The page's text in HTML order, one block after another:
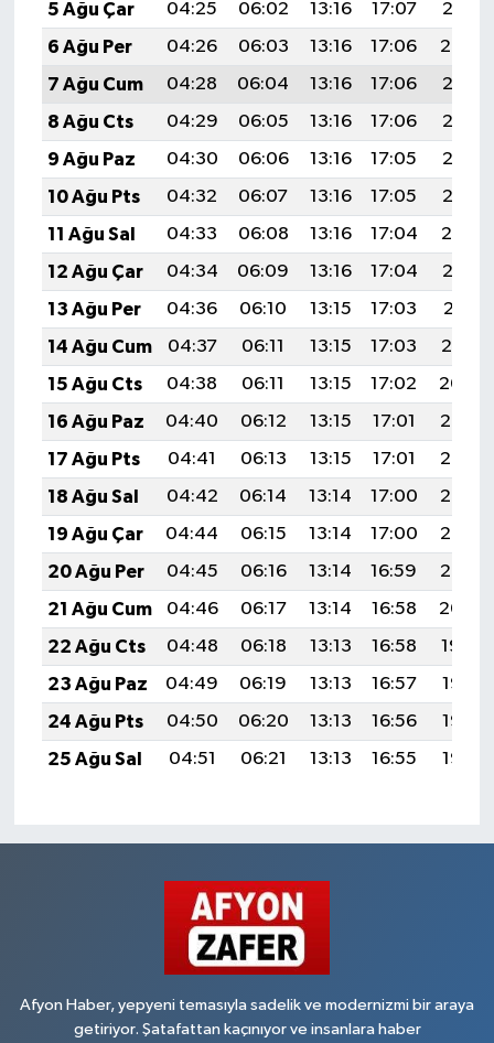
5 Ağu Çar
04:25 06:02 13:16 17:07
20:21
6 Ağu Per
04:26 06:03 13:16 17:06
20:20
7 Ağu Cum
04:28 06:04 13:16 17:06
20:18
8 Ağu Cts
04:29 06:05 13:16 17:06
20:17
9 Ağu Paz
04:30 06:06 13:16 17:05
20:16
10 Ağu Pts
04:32 06:07 13:16 17:05
20:15
11 Ağu Sal
04:33 06:08 13:16 17:04
20:14
12 Ağu Çar
04:34 06:09 13:16 17:04
20:12
13 Ağu Per
04:36 06:10 13:15 17:03
20:11
14 Ağu Cum
04:37 06:11 13:15 17:03
20:10
15 Ağu Cts
04:38 06:11 13:15 17:02
20:09
16 Ağu Paz
04:40 06:12 13:15 17:01
20:07
17 Ağu Pts
04:41 06:13 13:15 17:01
20:06
18 Ağu Sal
04:42 06:14 13:14 17:00
20:05
19 Ağu Çar
04:44 06:15 13:14 17:00
20:03
20 Ağu Per
04:45 06:16 13:14 16:59
20:02
21 Ağu Cum
04:46 06:17 13:14 16:58
20:00
22 Ağu Cts
04:48 06:18 13:13 16:58
19:59
23 Ağu Paz
04:49 06:19 13:13 16:57
19:58
24 Ağu Pts
04:50 06:20 13:13 16:56
19:56
25 Ağu Sal
04:51 06:21 13:13 16:55 19:55
Afyon Haber, yepyeni temasıyla sadelik ve modernizmi bir araya
getiriyor. Şatafattan kaçınıyor ve insanlara haber